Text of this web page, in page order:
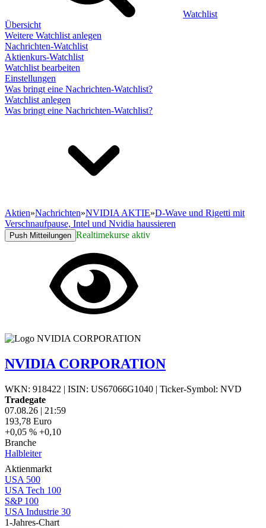
Watchlist
Übersicht
Weitere Watchlist anlegen
Nachrichten-Watchlist
Aktienkurs-Watchlist
Watchlist bearbeiten
Einstellungen
Was bringt eine Nachrichten-Watchlist?
Watchlist anlegen
Was bringt eine Nachrichten-Watchlist?
Aktien»Nachrichten»NVIDIA AKTIE»D-Wave und Rigetti mit
Verschnaufpause, Intel und Nvidia haussieren
Push Mitteilungen Realtimekurse aktiv
NVIDIA CORPORATION
WKN: 918422 | ISIN: US67066G1040 | Ticker-Symbol: NVD
Tradegate
07.08.26 | 21:59
193,78 Euro
+0,05 % +0,10
Branche
Halbleiter
Aktienmarkt
USA 500
USA Tech 100
S&P 100
USA Industrie 30
1-Jahres-Chart